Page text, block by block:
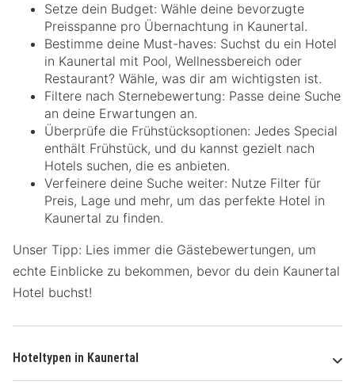
Setze dein Budget: Wähle deine bevorzugte
Preisspanne pro Übernachtung in Kaunertal.
Bestimme deine Must-haves: Suchst du ein Hotel
in Kaunertal mit Pool, Wellnessbereich oder
Restaurant? Wähle, was dir am wichtigsten ist.
Filtere nach Sternebewertung: Passe deine Suche
an deine Erwartungen an.
Überprüfe die Frühstücksoptionen: Jedes Special
enthält Frühstück, und du kannst gezielt nach
Hotels suchen, die es anbieten.
Verfeinere deine Suche weiter: Nutze Filter für
Preis, Lage und mehr, um das perfekte Hotel in
Kaunertal zu finden.
Unser Tipp: Lies immer die Gästebewertungen, um
echte Einblicke zu bekommen, bevor du dein Kaunertal
Hotel buchst!
Hoteltypen in Kaunertal